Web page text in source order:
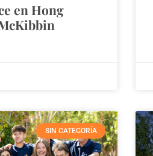
en Hong
SIN CATEGORÍA